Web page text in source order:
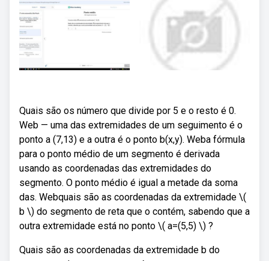
Quais são os número que divide por 5 e o resto é 0.
Web — uma das extremidades de um seguimento é o
ponto a (7,13) e a outra é o ponto b(x,y). Weba fórmula
para o ponto médio de um segmento é derivada
usando as coordenadas das extremidades do
segmento. O ponto médio é igual a metade da soma
das. Webquais são as coordenadas da extremidade \(
b \) do segmento de reta que o contém, sabendo que a
outra extremidade está no ponto \( a=(5,5) \) ?
Quais são as coordenadas da extremidade b do